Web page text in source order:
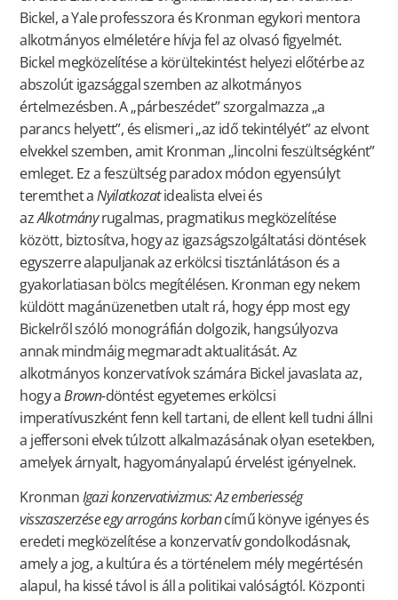
Bickel, a Yale professzora és Kronman egykori mentora
alkotmányos elméletére hívja fel az olvasó figyelmét.
Bickel megközelítése a körültekintést helyezi előtérbe az
abszolút igazsággal szemben az alkotmányos
értelmezésben. A „párbeszédet” szorgalmazza „a
parancs helyett”, és elismeri „az idő tekintélyét” az elvont
elvekkel szemben, amit Kronman „lincolni feszültségként”
emleget. Ez a feszültség paradox módon egyensúlyt
teremthet aNyilatkozatidealista elvei és
azAlkotmányrugalmas, pragmatikus megközelítése
között, biztosítva, hogy az igazságszolgáltatási döntések
egyszerre alapuljanak az erkölcsi tisztánlátáson és a
gyakorlatiasan bölcs megítélésen. Kronman egy nekem
küldött magánüzenetben utalt rá, hogy épp most egy
Bickelről szóló monográfián dolgozik, hangsúlyozva
annak mindmáig megmaradt aktualitását. Az
alkotmányos konzervatívok számára Bickel javaslata az,
hogy aBrown-döntést egyetemes erkölcsi
imperatívuszként fenn kell tartani, de ellent kell tudni állni
a jeffersoni elvek túlzott alkalmazásának olyan esetekben,
amelyek árnyalt, hagyományalapú érvelést igényelnek.
KronmanIgazi konzervativizmus: Az emberiesség
visszaszerzése egy arrogáns korbancímű könyve igényes és
eredeti megközelítése a konzervatív gondolkodásnak,
amely a jog, a kultúra és a történelem mély megértésén
alapul, ha kissé távol is áll a politikai valóságtól. Központi